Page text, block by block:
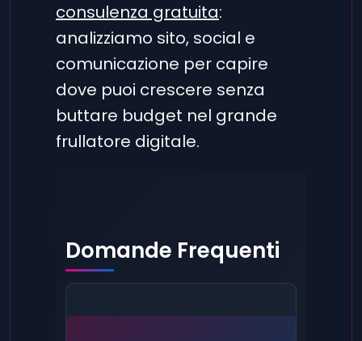
consulenza gratuita:
analizziamo sito, social e
comunicazione per capire
dove puoi crescere senza
buttare budget nel grande
frullatore digitale.
Domande Frequenti